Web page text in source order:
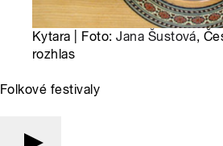
Kytara | Foto:Jana Šustová,
rozhlas
Folkové festivaly